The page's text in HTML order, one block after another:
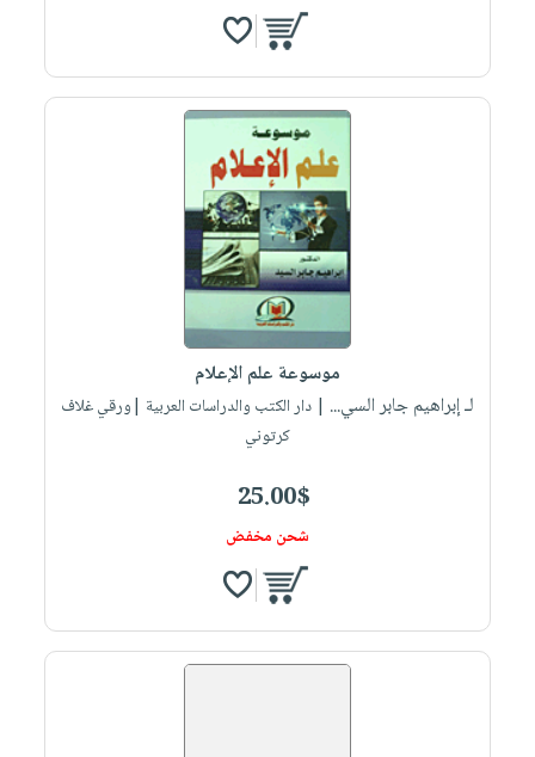
موسوعة علم الإعلام
لـ إبراهيم جابر السي... | دار الكتب والدراسات العربية |ورقي غلاف
كرتوني
25.00$
شحن مخفض